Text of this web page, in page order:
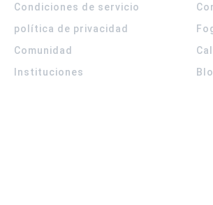
Condiciones de servicio
política de privacidad
Comunidad
Instituciones